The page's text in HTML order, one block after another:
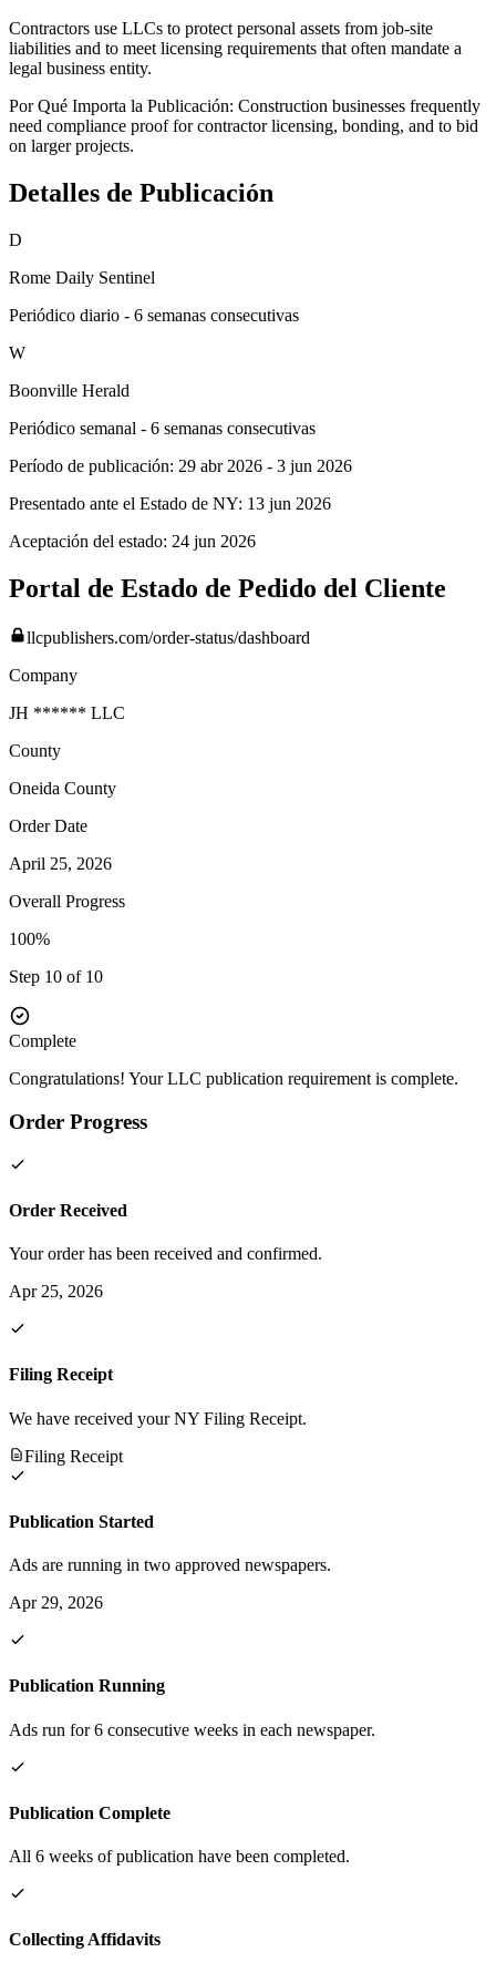
Contractors use LLCs to protect personal assets from job-site
liabilities and to meet licensing requirements that often mandate a
legal business entity.
Por Qué Importa la Publicación: Construction businesses frequently
need compliance proof for contractor licensing, bonding, and to bid
on larger projects.
Detalles de Publicación
D
Rome Daily Sentinel
Periódico diario - 6 semanas consecutivas
W
Boonville Herald
Periódico semanal - 6 semanas consecutivas
Período de publicación: 29 abr 2026 - 3 jun 2026
Presentado ante el Estado de NY: 13 jun 2026
Aceptación del estado: 24 jun 2026
Portal de Estado de Pedido del Cliente
llcpublishers.com/order-status/dashboard
Company
JH ****** LLC
County
Oneida County
Order Date
April 25, 2026
Overall Progress
100%
Step 10 of 10
Complete
Congratulations! Your LLC publication requirement is complete.
Order Progress
Order Received
Your order has been received and confirmed.
Apr 25, 2026
Filing Receipt
We have received your NY Filing Receipt.
Filing Receipt
Publication Started
Ads are running in two approved newspapers.
Apr 29, 2026
Publication Running
Ads run for 6 consecutive weeks in each newspaper.
Publication Complete
All 6 weeks of publication have been completed.
Collecting Affidavits